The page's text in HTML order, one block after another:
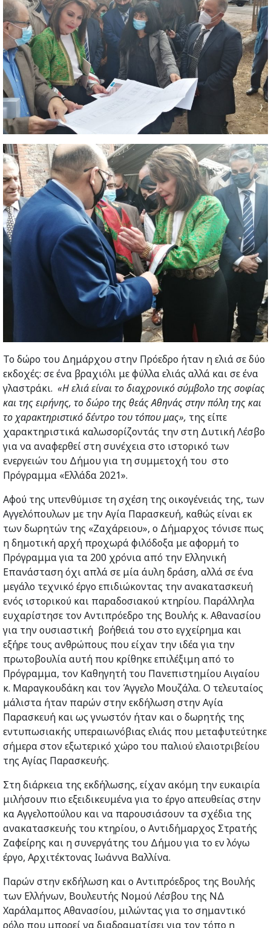
Το δώρο του Δημάρχου στην Πρόεδρο ήταν η ελιά σε δύο
εκδοχές: σε ένα βραχιόλι με φύλλα ελιάς αλλά και σε ένα
γλαστράκι. «Η ελιά είναι το διαχρονικό σύμβολο της σοφίας
και της ειρήνης, το δώρο της θεάς Αθηνάς στην πόλη της και
το χαρακτηριστικό δέντρο του τόπου μας», της είπε
χαρακτηριστικά καλωσορίζοντάς την στη Δυτική Λέσβο
για να αναφερθεί στη συνέχεια στο ιστορικό των
ενεργειών του Δήμου για τη συμμετοχή του στο
Πρόγραμμα «Ελλάδα 2021».
Αφού της υπενθύμισε τη σχέση της οικογένειάς της, των
Αγγελόπουλων με την Αγία Παρασκευή, καθώς είναι εκ
των δωρητών της «Ζαχάρειου», ο Δήμαρχος τόνισε πως
η δημοτική αρχή προχωρά φιλόδοξα με αφορμή το
Πρόγραμμα για τα 200 χρόνια από την Ελληνική
Επανάσταση όχι απλά σε μία άυλη δράση, αλλά σε ένα
μεγάλο τεχνικό έργο επιδιώκοντας την ανακατασκευή
ενός ιστορικού και παραδοσιακού κτηρίου. Παράλληλα
ευχαρίστησε τον Αντιπρόεδρο της Βουλής κ. Αθανασίου
για την ουσιαστική βοήθειά του στο εγχείρημα και
εξήρε τους ανθρώπους που είχαν την ιδέα για την
πρωτοβουλία αυτή που κρίθηκε επιλέξιμη από το
Πρόγραμμα, τον Καθηγητή του Πανεπιστημίου Αιγαίου
κ. Μαραγκουδάκη και τον Άγγελο Μουζάλα. Ο τελευταίος
μάλιστα ήταν παρών στην εκδήλωση στην Αγία
Παρασκευή και ως γνωστόν ήταν και ο δωρητής της
εντυπωσιακής υπεραιωνόβιας ελιάς που μεταφυτεύτηκε
σήμερα στον εξωτερικό χώρο του παλιού ελαιοτριβείου
της Αγίας Παρασκευής.
Στη διάρκεια της εκδήλωσης, είχαν ακόμη την ευκαιρία
μιλήσουν πιο εξειδικευμένα για το έργο απευθείας στην
κα Αγγελοπούλου και να παρουσιάσουν τα σχέδια της
ανακατασκευής του κτηρίου, ο Αντιδήμαρχος Στρατής
Ζαφείρης και η συνεργάτης του Δήμου για το εν λόγω
έργο, Αρχιτέκτονας Ιωάννα Βαλλίνα.
Παρών στην εκδήλωση και ο Αντιπρόεδρος της Βουλής
των Ελλήνων, Βουλευτής Νομού Λέσβου της ΝΔ
Χαράλαμπος Αθανασίου, μιλώντας για το σημαντικό
ρόλο που μπορεί να διαδραματίσει για τον τόπο η